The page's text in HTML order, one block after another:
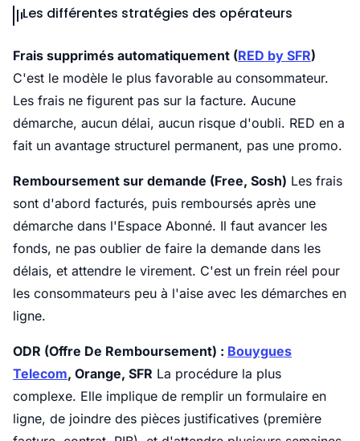
Les différentes stratégies des opérateurs
Frais supprimés automatiquement (RED by SFR)
C'est le modèle le plus favorable au consommateur.
Les frais ne figurent pas sur la facture. Aucune
démarche, aucun délai, aucun risque d'oubli. RED en a
fait un avantage structurel permanent, pas une promo.
Remboursement sur demande (Free, Sosh) Les frais
sont d'abord facturés, puis remboursés après une
démarche dans l'Espace Abonné. Il faut avancer les
fonds, ne pas oublier de faire la demande dans les
délais, et attendre le virement. C'est un frein réel pour
les consommateurs peu à l'aise avec les démarches en
ligne.
ODR (Offre De Remboursement) : Bouygues
Telecom, Orange, SFR La procédure la plus
complexe. Elle implique de remplir un formulaire en
ligne, de joindre des pièces justificatives (première